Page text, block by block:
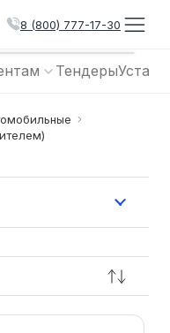
8 (800) 777-17-30
Тендеры